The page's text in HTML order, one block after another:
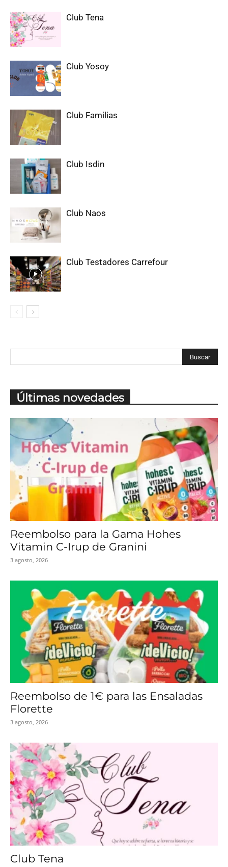
Club Tena
Club Yosoy
Club Familias
Club Isdin
Club Naos
Club Testadores Carrefour
Últimas novedades
Reembolso para la Gama Hohes
Vitamin C-Irup de Granini
3 agosto, 2026
Reembolso de 1€ para las Ensaladas
Florette
3 agosto, 2026
Club Tena